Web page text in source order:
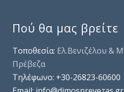
Πού θα μας βρείτε
Τοποθεσία: Ελ.Βενιζέλου &
Πρέβεζα
Τηλέφωνo: +30-26823-60600